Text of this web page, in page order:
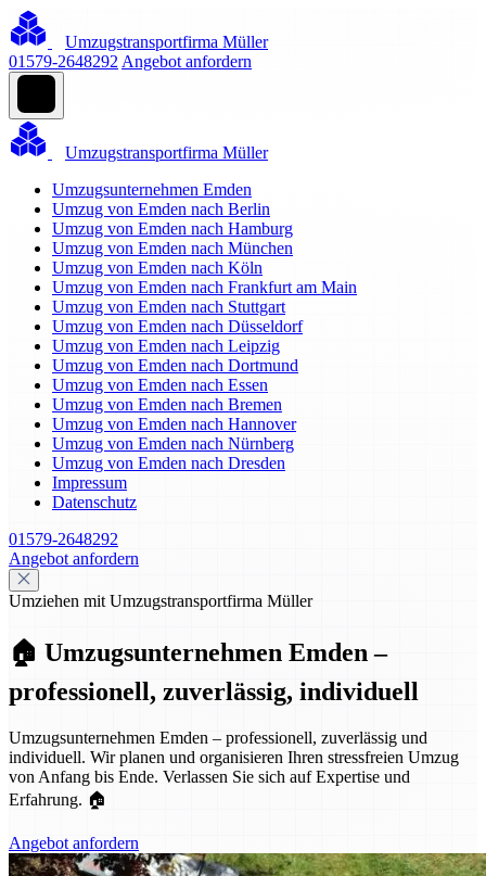
Umzugstransportfirma Müller
01579-2648292 Angebot anfordern
Umzugstransportfirma Müller
Umzugsunternehmen Emden
Umzug von Emden nach Berlin
Umzug von Emden nach Hamburg
Umzug von Emden nach München
Umzug von Emden nach Köln
Umzug von Emden nach Frankfurt am Main
Umzug von Emden nach Stuttgart
Umzug von Emden nach Düsseldorf
Umzug von Emden nach Leipzig
Umzug von Emden nach Dortmund
Umzug von Emden nach Essen
Umzug von Emden nach Bremen
Umzug von Emden nach Hannover
Umzug von Emden nach Nürnberg
Umzug von Emden nach Dresden
Impressum
Datenschutz
01579-2648292
Angebot anfordern
Umziehen mit Umzugstransportfirma Müller
🏠 Umzugsunternehmen Emden –
professionell, zuverlässig, individuell
Umzugsunternehmen Emden – professionell, zuverlässig und
individuell. Wir planen und organisieren Ihren stressfreien Umzug
von Anfang bis Ende. Verlassen Sie sich auf Expertise und
Erfahrung. 🏠
Angebot anfordern